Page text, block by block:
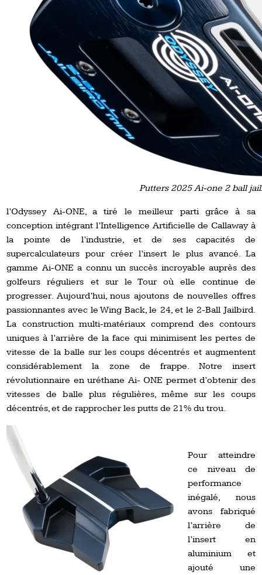
Putters 2025 Ai-one 2 ball
l’Odyssey Ai-ONE, a tiré le meilleur parti grâce à sa
conception intégrant l’Intelligence Artificielle de Callaway à
la pointe de l’industrie, et de ses capacités de
supercalculateurs pour créer l’insert le plus avancé. La
gamme Ai-ONE a connu un succès incroyable auprès des
golfeurs réguliers et sur le Tour où elle continue de
progresser. Aujourd’hui, nous ajoutons de nouvelles offres
passionnantes avec le Wing Back, le 24, et le 2-Ball Jailbird.
La construction multi-matériaux comprend des contours
uniques à l’arrière de la face qui minimisent les pertes de
vitesse de la balle sur les coups décentrés et augmentent
considérablement la zone de frappe. Notre insert
révolutionnaire en uréthane Ai- ONE permet d’obtenir des
vitesses de balle plus régulières, même sur les coups
décentrés, et de rapprocher les putts de 21% du trou.
Pour atteindre
ce niveau de
performance
inégalé, nous
avons fabriqué
l’arrière de
l’insert en
aluminium et
ajouté une